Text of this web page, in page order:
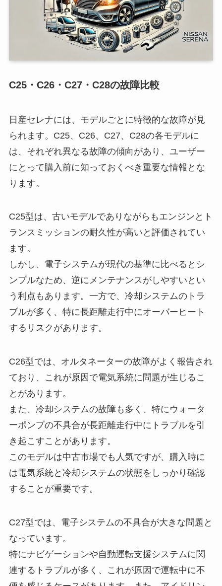
C25・C26・C27・C28の故障比較
日産セレナには、モデルごとに特徴的な故障が見
られます。C25、C26、C27、C28の各モデルに
は、それぞれ異なる故障の傾向があり、ユーザー
にとって購入前に知っておくべき重要な情報とな
ります。
C25型は、古いモデルでありながらもエンジンとト
ランスミッションの耐久性が高いと評価されてい
ます。
しかし、電子システムが現代の基準に比べるとシ
ンプルなため、逆にメンテナンスがしやすいとい
う利点もあります。一方で、冷却システムのトラ
ブルが多く、特に長距離走行中にオーバーヒート
するリスクがあります。
C26型では、オルタネーターの故障がよく報告され
ており、これが原因で電気系統に問題が生じるこ
とがあります。
また、冷却システムの故障も多く、特にウォータ
ーポンプの不具合が長距離走行中にトラブルを引
き起こすことがあります。
このモデルは中古市場でも人気ですが、購入時に
は電気系統と冷却システムの状態をしっかり確認
することが重要です。
C27型では、電子システムの不具合が大きな問題と
なっています。
特にナビゲーションや自動運転支援システムに関
連するトラブルが多く、これが原因で運転中に不